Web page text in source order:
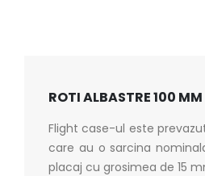
ROTI ALBASTRE 100 MM
Flight case-ul este
care au o sarcina
placaj cu grosimea de 15